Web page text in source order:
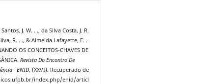
J. W. . ., da Silva Costa, J. R.
R. . ., & Almeida Lafayette, E. .
OS CONCEITOS-CHAVES DE
Revista Do Encontro De
- ENID, (XXVI). Recuperado de
index.php/enid/articl